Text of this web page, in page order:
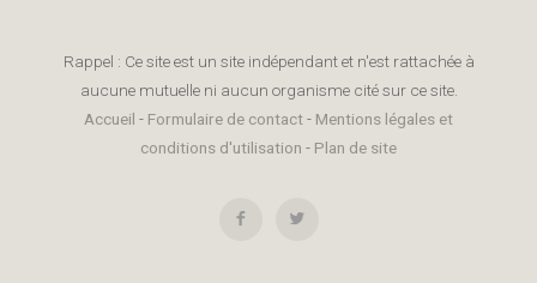
Rappel : Ce site est un site indépendant et n'est rattachée à
aucune mutuelle ni aucun organisme cité sur ce site.
Accueil - Formulaire de contact- Mentions légales et
conditions d'utilisation - Plan de site